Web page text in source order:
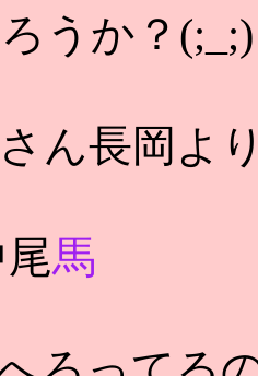
うか？(;_;)
ん長岡よ
馬